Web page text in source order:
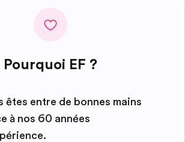
Pourquoi EF ?
êtes entre de bonnes mains
à nos 60 années